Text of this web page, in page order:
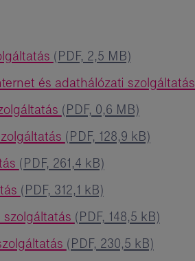
(PDF, 2,5 MB)
és adathálózati szolgáltatás
(PDF, 0,6 MB)
(PDF, 128,9 kB)
(PDF, 261,4 kB)
(PDF, 312,1 kB)
(PDF, 148,5 kB)
(PDF, 230,5 kB)